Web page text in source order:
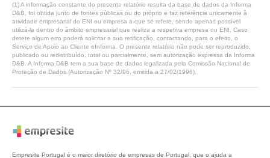
(1) A informação constante do presente relatório resulta da base de dados da Informa
D&B, foi obtida junto de fontes públicas ou do próprio e faz referência unicamente à
atividade empresarial do ENI ou empresa a que se refere, sendo apenas possível
utilizá-la dentro do âmbito empresarial que realiza a respetiva empresa ou ENI. Caso
detete algum erro poderá solicitar a sua retificação, contactando, para o efeito, o
Serviço de Apoio ao Cliente eInforma. O presente relatório não pode ser reproduzido,
publicado ou redistribuído, total ou parcialmente, sem autorização expressa da Informa
D&B. A Informa D&B tem a sua base de dados legalizada pela Comissão Nacional de
Proteção de Dados (Autorização Nº 32/96, emitida a 27/02/1996).
Empresite Portugal é o maior diretório de empresas de Portugal, que o ajuda a